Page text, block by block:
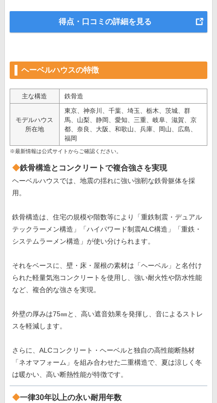
得点・口コミの詳細を見る
ヘーベルハウスの特徴
主な構造 鉄骨造
モデルハウス
所在地
東京、神奈川、千葉、埼玉、栃木、茨城、群
馬、山梨、静岡、愛知、三重、岐阜、滋賀、京
都、奈良、大阪、和歌山、兵庫、岡山、広島、
福岡
※最新情報は公式サイトからご確認ください。
鉄骨構造とコンクリートで複合強さを実現
ヘーベルハウスでは、地震の揺れに強い強靭な鉄骨躯体を採
用。
鉄骨構造は、住宅の規模や階数等により「重鉄制震・デュアル
テックラーメン構造」「ハイパワード制震ALC構造」「重鉄・
システムラーメン構造」が使い分けられます。
それをベースに、壁・床・屋根の素材は「ヘーベル」と名付け
られた軽量気泡コンクリートを使用し、強い耐火性や防水性能
など、複合的な強さを実現。
外壁の厚みは75㎜と、高い遮音効果を発揮し、音によるストレ
スを軽減します。
さらに、ALCコンクリート・ヘーベルと独自の高性能断熱材
「ネオマフォーム」を組み合わせた二重構造で、夏は涼しく冬
は暖かい、高い断熱性能が特徴です。
一律30年以上の永い耐用年数